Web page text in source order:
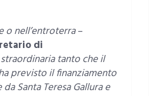
o nell’entroterra–
di
tanto che il
previsto il finanziamento
Santa Teresa Gallura e